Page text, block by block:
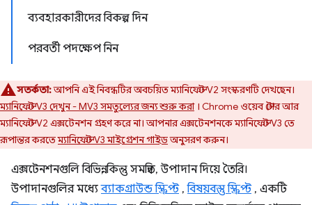
ব্যবহারকারীদের বিকল্প দিন
পরবর্তী পদক্ষেপ নিন
সতর্কতা:আপনি এই নিবন্ধটির অবচয়িত ম্যানিফেস্ট V2 সংস্করণটি দেখছেন।
ম্যানিফেস্ট V3 দেখুন - MV3 সমতুল্যের জন্য শুরু করা। Chrome ওয়েব স্টোর আর
ম্যানিফেস্ট V2 এক্সটেনশন গ্রহণ করে না। আপনার এক্সটেনশনকে ম্যানিফেস্ট V3 তে
রূপান্তর করতেম্যানিফেস্ট V3 মাইগ্রেশন গাইডঅনুসরণ করুন।
এক্সটেনশনগুলি বিভিন্ন, কিন্তু সমন্বিত, উপাদান দিয়ে তৈরি।
উপাদানগুলির মধ্যেব্যাকগ্রাউন্ড স্ক্রিপ্ট,বিষয়বস্তু স্ক্রিপ্ট, একটি